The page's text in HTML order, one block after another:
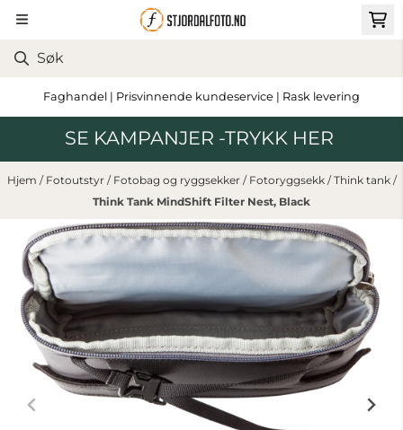
Hopp til innhold
Faghandel | Prisvinnende kundeservice | Rask levering
SE KAMPANJER -TRYKK HER
Hjem / Fotoutstyr / Fotobag og ryggsekker / Fotoryggsekk /Think tank /
Think Tank MindShift Filter Nest, Black